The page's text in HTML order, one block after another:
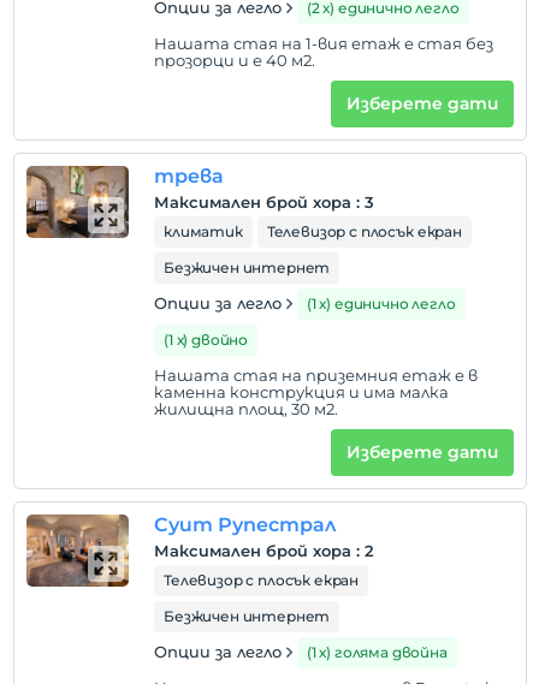
Опции за легло (2 х) единично легло
Нашата стая на 1-вия етаж е стая без
прозорци и е 40 м2.
Изберете дати
трева
Максимален брой хора : 3
климатик
Телевизор с плосък екран
Безжичен интернет
Опции за легло
(1 х) единично легло
(1 х) двойно
Нашата стая на приземния етаж е в
каменна конструкция и има малка
жилищна площ, 30 м2.
Изберете дати
Суит Рупестрал
Максимален брой хора : 2
Телевизор с плосък екран
Безжичен интернет
Опции за легло (1 х) голяма двойна